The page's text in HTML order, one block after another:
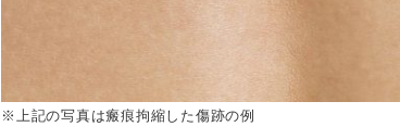
※上記の写真は瘢痕拘縮した傷跡の例